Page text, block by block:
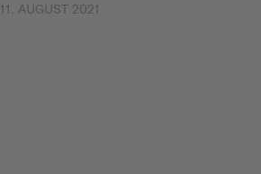
11. AUGUST 2021